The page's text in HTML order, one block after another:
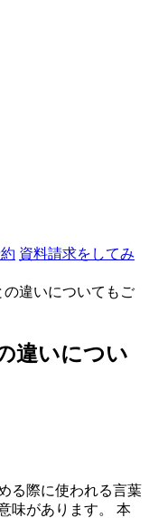
資料請求をしてみ
違いについてもご
違いについ
る際に使われる言葉
味があります。 本